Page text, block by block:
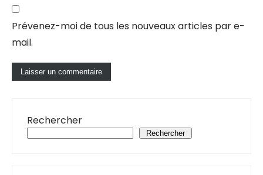
Prévenez-moi de tous les nouveaux articles par e-
mail.
Rechercher
Rechercher